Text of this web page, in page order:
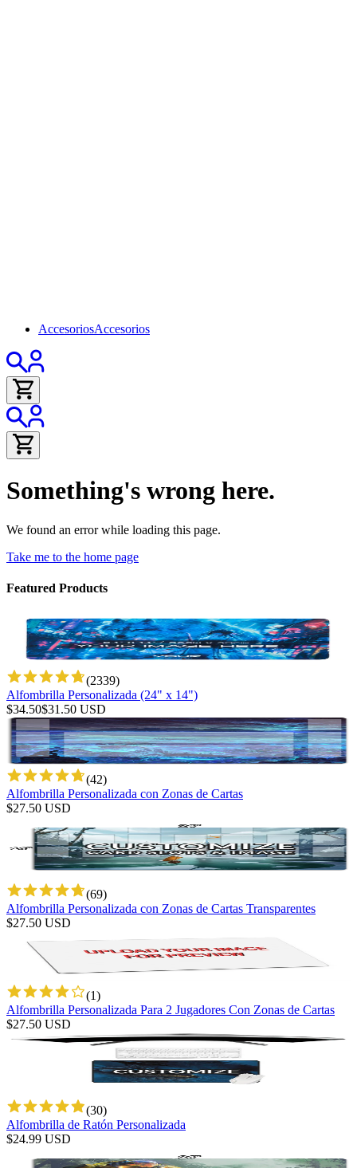
AccesoriosAccesorios
Something's wrong here.
We found an error while loading this page.
Take me to the home page
Featured Products
(2339)
Alfombrilla Personalizada (24" x 14")
$34.50$31.50 USD
(42)
Alfombrilla Personalizada con Zonas de Cartas
$27.50 USD
(69)
Alfombrilla Personalizada con Zonas de Cartas Transparentes
$27.50 USD
(1)
Alfombrilla Personalizada Para 2 Jugadores Con Zonas de Cartas
$27.50 USD
(30)
Alfombrilla de Ratón Personalizada
$24.99 USD